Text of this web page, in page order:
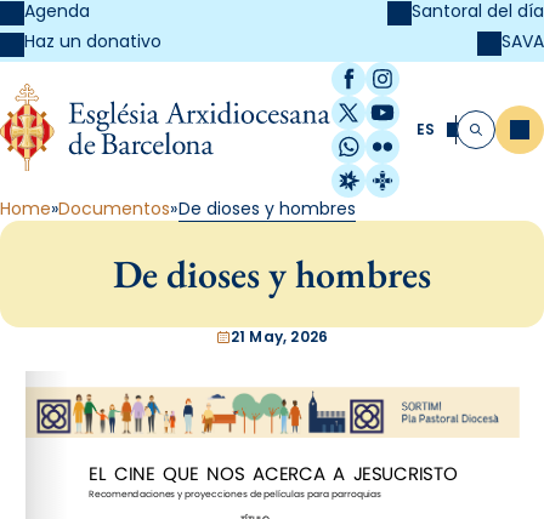
Agenda
Haz un donativo
Santoral del día
SAVA
Facebook
Instagram
X / Twitter
YouTube
WhatsApp
Flickr
Radio Estel
Catalunya
ES Buscar
Home Documentos De dioses y hombres
De dioses y hombres
21 May, 2026